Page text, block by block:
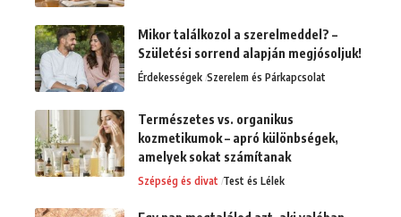
Mikor találkozol a szerelmeddel? –
Születési sorrend alapján megjósoljuk!
Érdekességek Szerelem és Párkapcsolat
Természetes vs. organikus
kozmetikumok – apró különbségek,
amelyek sokat számítanak
Szépség és divat Test és Lélek